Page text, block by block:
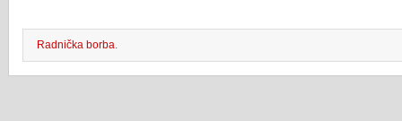
Radnička borba.